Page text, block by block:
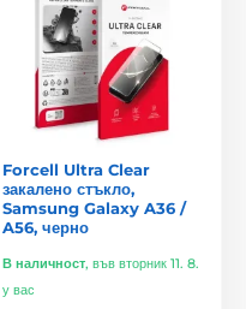
Forcell Ultra Clear
закалено стъкло,
Samsung Galaxy A36 /
A56, черно
В наличност, във вторник 11. 8.
у вас